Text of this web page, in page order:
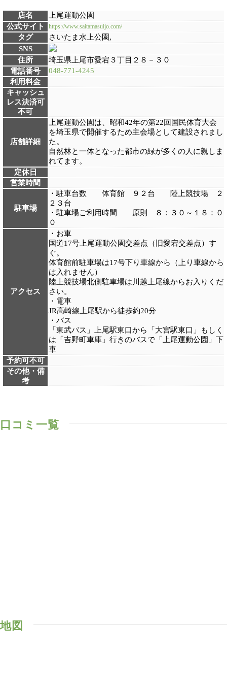
店名
上尾運動公園
公式サイト
https://www.saitamasuijo.com/
タグ
さいたま水上公園,
SNS
住所
埼玉県上尾市愛宕３丁目２８－３０
電話番号
048-771-4245
利用料金
キャッシュ
レス決済可
不可
店舗詳細
上尾運動公園は、昭和42年の第22回国民体育大会
を埼玉県で開催するため主会場として建設されまし
た。
自然林と一体となった都市の緑が多くの人に親しま
れてます。
定休日
営業時間
駐車場
・駐車台数 体育館 ９２台 陸上競技場 ２
２３台
・駐車場ご利用時間 原則 ８：３０～１８：０
０
アクセス
・お車
国道17号上尾運動公園交差点（旧愛宕交差点）す
ぐ。
体育館前駐車場は17号下り車線から（上り車線から
は入れません）
陸上競技場北側駐車場は川越上尾線からお入りくだ
さい。
・電車
JR高崎線上尾駅から徒歩約20分
・バス
「東武バス」上尾駅東口から「大宮駅東口」もしく
は「吉野町車庫」行きのバスで「上尾運動公園」下
車
予約可不可
その他・備
考
口コミ一覧
地図